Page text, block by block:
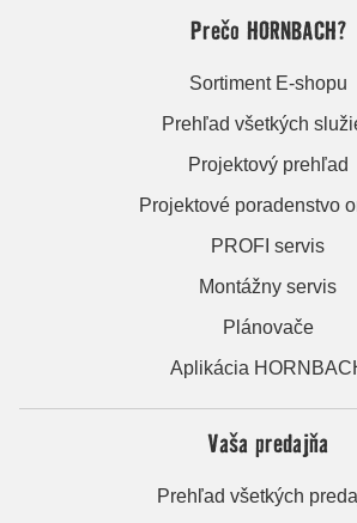
Prečo HORNBACH?
Sortiment E-shopu
Prehľad všetkých
Projektový prehľad
Projektové poradenstvo
PROFI servis
Montážny servis
Plánovače
Aplikácia
Vaša predajňa
Prehľad všetkých